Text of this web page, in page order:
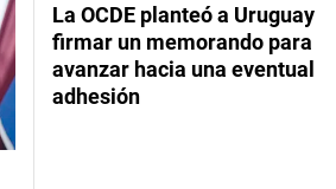
La OCDE planteó a Uruguay
firmar un memorando para
avanzar hacia una eventual
adhesión